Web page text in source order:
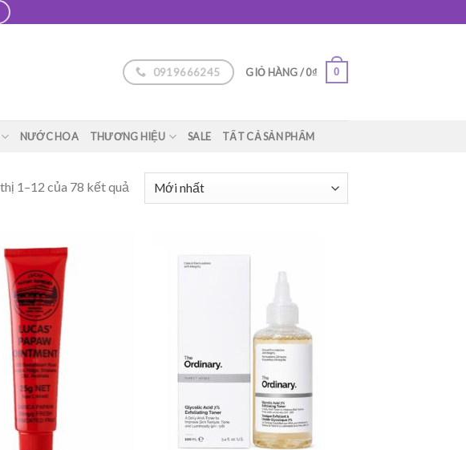
0919666245 GIỎ HÀNG /0₫ 0
NƯỚC HOA THƯƠNG HIỆU SALE TẤT CẢ SẢN PHẨM
1–12 của 78 kết quả